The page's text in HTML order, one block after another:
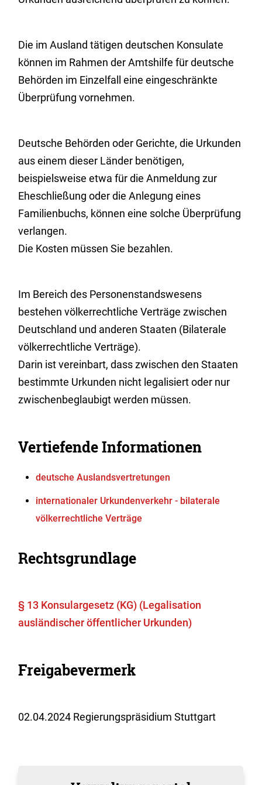
Die im Ausland tätigen deutschen Konsulate
können im Rahmen der Amtshilfe für deutsche
Behörden im Einzelfall eine eingeschränkte
Überprüfung vornehmen.
Deutsche Behörden oder Gerichte, die Urkunden
aus einem dieser Länder benötigen,
beispielsweise etwa für die Anmeldung zur
Eheschließung oder die Anlegung eines
Familienbuchs, können eine solche Überprüfung
verlangen.
Die Kosten müssen Sie bezahlen.
Im Bereich des Personenstandswesens
bestehen völkerrechtliche Verträge zwischen
Deutschland und anderen Staaten (Bilaterale
völkerrechtliche Verträge).
Darin ist vereinbart, dass zwischen den Staaten
bestimmte Urkunden nicht legalisiert oder nur
zwischenbeglaubigt werden müssen.
Vertiefende Informationen
deutsche Auslandsvertretungen
internationaler Urkundenverkehr - bilaterale
völkerrechtliche Verträge
Rechtsgrundlage
§ 13 Konsulargesetz (KG) (Legalisation
ausländischer öffentlicher Urkunden)
Freigabevermerk
02.04.2024 Regierungspräsidium Stuttgart